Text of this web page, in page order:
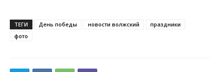
ТЕГИ День победы новости волжский
праздники
фото